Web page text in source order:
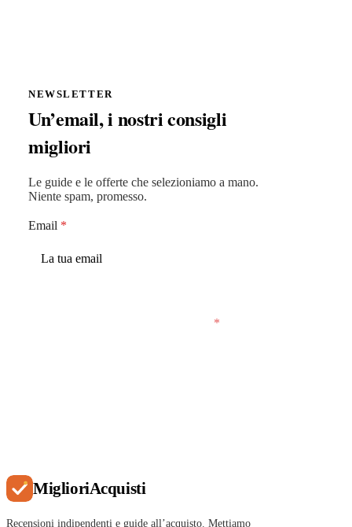
NEWSLETTER
Un’email, i nostri consigli
migliori
Le guide e le offerte che selezioniamo a mano.
Niente spam, promesso.
Email *
*
MiglioriAcquisti
Recensioni indipendenti e guide all’acquisto. Mettiamo